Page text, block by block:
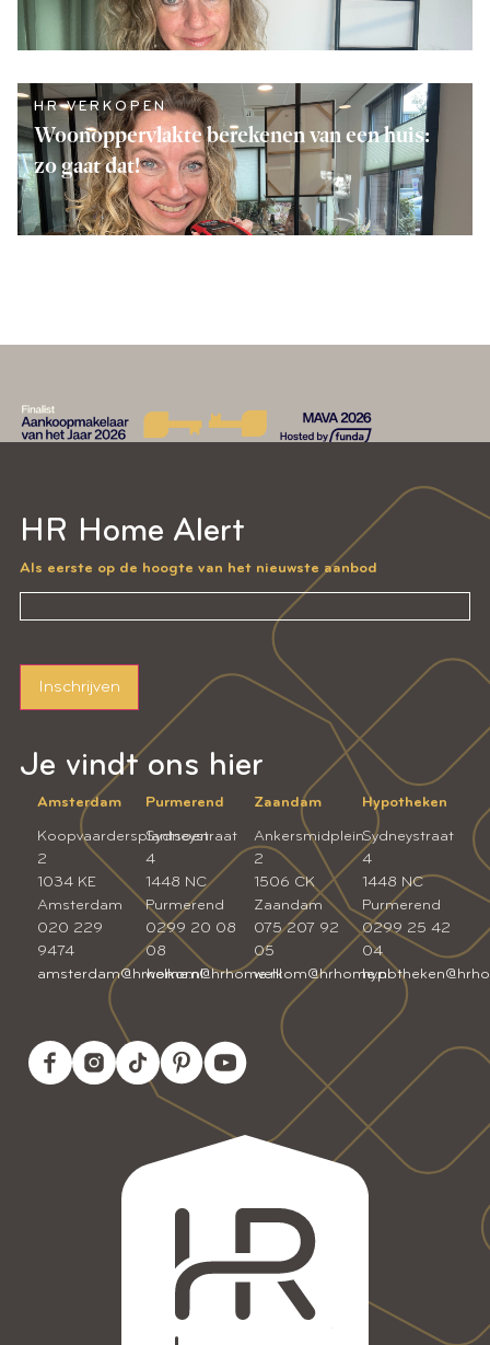
HR VERKOPEN
Woonoppervlakte berekenen van een huis:
zo gaat dat!
Je vindt ons hier
Amsterdam
Koopvaardersplantsoen
2
1034 KE
Amsterdam
020 229
9474
amsterdam@hrhome.nl
Purmerend
Sydneystraat
4
1448 NC
Purmerend
0299 20 08
08
welkom@hrhome.nl
Zaandam
Ankersmidplein
2
1506 CK
Zaandam
075 207 92
05
welkom@hrhome.nl
Hypotheken
Sydneystraat
4
1448 NC
Purmerend
0299 25 42
04
HR Home Alert
Als eerste op de hoogte van het nieuwste aanbod
Inschrijven